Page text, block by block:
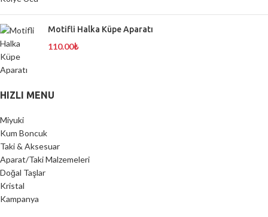
Motifli Halka Küpe Aparatı
110.00₺
HIZLI MENU
Miyuki
Kum Boncuk
Taki & Aksesuar
Aparat/Taki Malzemeleri
Doğal Taşlar
Kristal
Kampanya